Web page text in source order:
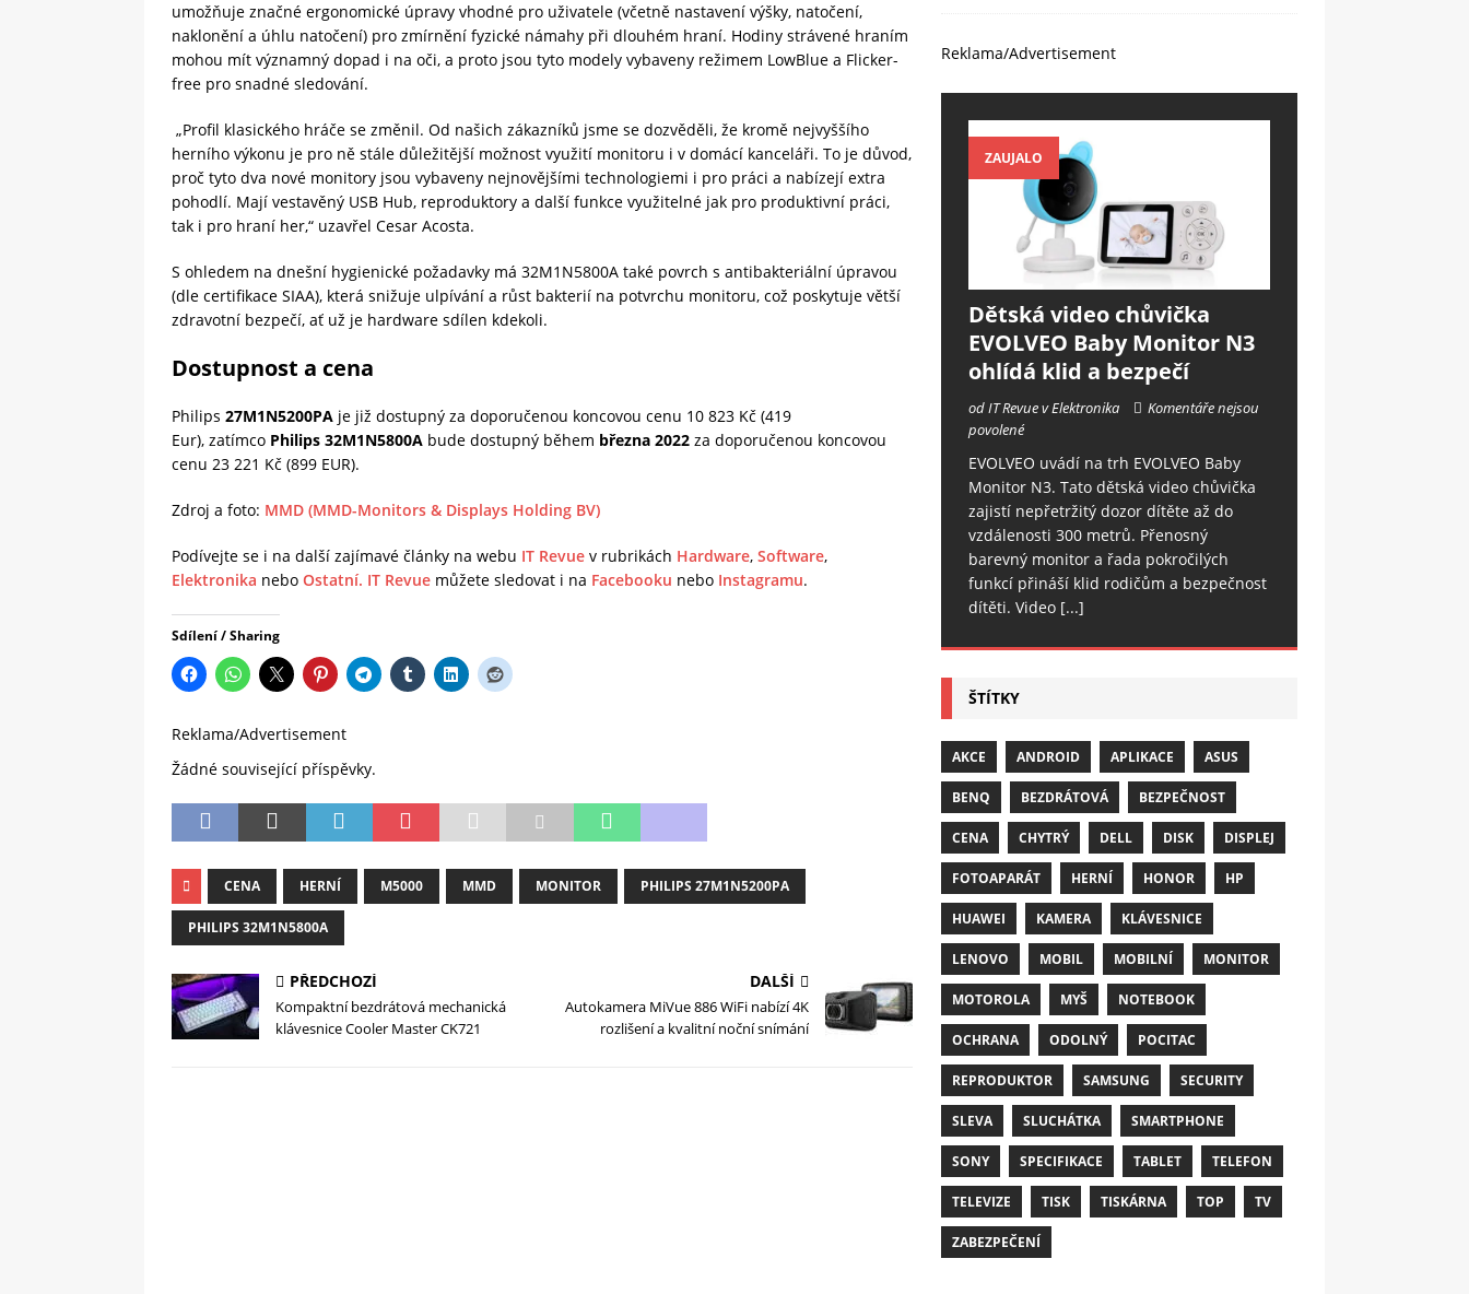
umožňuje značné ergonomické úpravy vhodné pro uživatele (včetně nastavení výšky, natočení,
naklonění a úhlu natočení) pro zmírnění fyzické námahy při dlouhém hraní. Hodiny strávené hraním
mohou mít významný dopad i na oči, a proto jsou tyto modely vybaveny režimem LowBlue a Flicker-
free pro snadné sledování.
„Profil klasického hráče se změnil. Od našich zákazníků jsme se dozvěděli, že kromě nejvyššího
herního výkonu je pro ně stále důležitější možnost využití monitoru i v domácí kanceláři. To je důvod,
proč tyto dva nové monitory jsou vybaveny nejnovějšími technologiemi i pro práci a nabízejí extra
pohodlí. Mají vestavěný USB Hub, reproduktory a další funkce využitelné jak pro produktivní práci,
tak i pro hraní her,“ uzavřel Cesar Acosta.
S ohledem na dnešní hygienické požadavky má 32M1N5800A také povrch s antibakteriální úpravou
(dle certifikace SIAA), která snižuje ulpívání a růst bakterií na potvrchu monitoru, což poskytuje větší
zdravotní bezpečí, ať už je hardware sdílen kdekoli.
Dostupnost a cena
Philips 27M1N5200PA je již dostupný za doporučenou koncovou cenu 10 823 Kč (419
Eur), zatímco Philips 32M1N5800A bude dostupný během března 2022 za doporučenou koncovou
cenu 23 221 Kč (899 EUR).
Zdroj a foto: MMD (MMD-Monitors & Displays Holding BV)
Podívejte se i na další zajímavé články na webu IT Revue v rubrikách Hardware, Software,
Elektronika nebo Ostatní. IT Revue můžete sledovat i na Facebooku nebo Instagramu.
Sdílení / Sharing
Reklama/Advertisement
Žádné související příspěvky.
CENA HERNÍ M5000 MMD MONITOR PHILIPS 27M1N5200PA
PHILIPS 32M1N5800A
PŘEDCHOZÍ
Kompaktní bezdrátová mechanická
klávesnice Cooler Master CK721
DALŠÍ
Autokamera MiVue 886 WiFi nabízí 4K
rozlišení a kvalitní noční snímání
Reklama/Advertisement
ZAUJALO
Dětská video chůvička
EVOLVEO Baby Monitor N3
ohlídá klid a bezpečí
od IT Revue v Elektronika
Komentáře nejsou
povolené
EVOLVEO uvádí na trh EVOLVEO Baby
Monitor N3. Tato dětská video chůvička
zajistí nepřetržitý dozor dítěte až do
vzdálenosti 300 metrů. Přenosný
barevný monitor a řada pokročilých
funkcí přináší klid rodičům a bezpečnost
dítěti. Video [...]
ŠTÍTKY
AKCE ANDROID APLIKACE ASUS
BENQ BEZDRÁTOVÁ BEZPEČNOST
CENA CHYTRÝ DELL DISK DISPLEJ
FOTOAPARÁT HERNÍ HONOR HP
HUAWEI KAMERA KLÁVESNICE
LENOVO MOBIL MOBILNÍ MONITOR
MOTOROLA MYŠ NOTEBOOK
OCHRANA ODOLNÝ POCITAC
REPRODUKTOR SAMSUNG SECURITY
SLEVA SLUCHÁTKA SMARTPHONE
SONY SPECIFIKACE TABLET TELEFON
TELEVIZE TISK TISKÁRNA TOP TV
ZABEZPEČENÍ